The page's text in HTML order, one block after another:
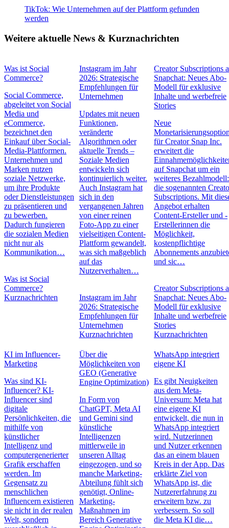
TikTok: Wie Unternehmen auf der Plattform gefunden
werden
Weitere aktuelle News & Kurznachrichten
Was ist Social
Commerce?
Social Commerce,
abgeleitet von Social
Media und
eCommerce,
bezeichnet den
Einkauf über Social-
Media-Plattformen.
Unternehmen und
Marken nutzen
soziale Netzwerke,
um ihre Produkte
oder Dienstleistungen
zu präsentieren und
zu bewerben.
Dadurch fungieren
die sozialen Medien
nicht nur als
Kommunikation…
Was ist Social
Commerce?
Kurznachrichten
Instagram im Jahr
2026: Strategische
Empfehlungen für
Unternehmen
Updates mit neuen
Funktionen,
veränderte
Algorithmen oder
aktuelle Trends –
Soziale Medien
entwickeln sich
kontinuierlich weiter.
Auch Instagram hat
sich in den
vergangenen Jahren
von einer reinen
Foto-App zu einer
vielseitigen Content-
Plattform gewandelt,
was sich maßgeblich
auf das
Nutzerverhalten…
Instagram im Jahr
2026: Strategische
Empfehlungen für
Unternehmen
Kurznachrichten
Creator Subscriptions
Snapchat: Neues Abo-
Modell für exklusive
Inhalte und werbefreie
Stories
Neue
für Creator Snap Inc.
erweitert die
auf Snapchat um ein
weiteres Bezahlmodell:
die sogenannten
Subscriptions. Mit
Angebot erhalten
Content-Ersteller und -
Erstellerinnen die
Möglichkeit,
kostenpflichtige
Abonnements
und sic…
Creator Subscriptions
Snapchat: Neues Abo-
Modell für exklusive
Inhalte und werbefreie
Stories
Kurznachrichten
KI im Influencer-
Marketing
Was sind KI-
Influencer? KI-
Influencer sind
digitale
Persönlichkeiten, die
mithilfe von
künstlicher
Intelligenz und
computergenerierter
Grafik erschaffen
werden. Im
Gegensatz zu
menschlichen
Influencern existieren
sie nicht in der realen
Welt, sondern
Über die
Möglichkeiten von
GEO (Generative
Engine Optimization)
In Form von
ChatGPT, Meta AI
und Gemini sind
künstliche
Intelligenzen
mittlerweile in
unseren Alltag
eingezogen, und so
manche Marketing-
Abteilung fühlt sich
genötigt, Online-
Marketing-
Maßnahmen im
Bereich Generative
WhatsApp integriert
eigene KI
Es gibt Neuigkeiten
aus dem Meta-
Universum: Meta hat
eine eigene KI
entwickelt, die nun in
WhatsApp integriert
wird. Nutzerinnen
und Nutzer erkennen
das an einem blauen
Kreis in der App. Das
erklärte Ziel von
WhatsApp ist, die
Nutzererfahrung zu
erweitern bzw. zu
verbessern. So soll
die Meta KI die…